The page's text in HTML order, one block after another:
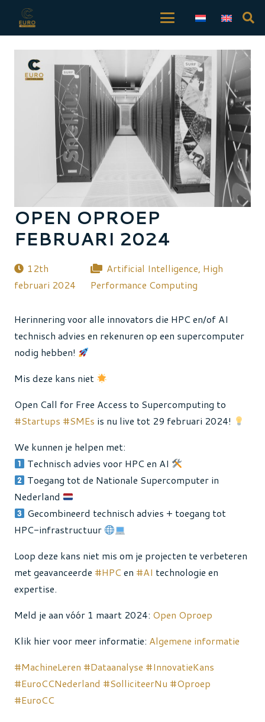
OPEN OPROEP
FEBRUARI 2024
12th
februari 2024
Artificial Intelligence, High
Performance Computing
Herinnering voor alle innovators die HPC en/of AI
technisch advies en rekenuren op een supercomputer
nodig hebben!
Mis deze kans niet
Open Call for Free Access to Supercomputing to
#Startups #SMEs is nu live tot 29 februari 2024!
We kunnen je helpen met:
Technisch advies voor HPC en AI
Toegang tot de Nationale Supercomputer in
Nederland
Gecombineerd technisch advies + toegang tot
HPC-infrastructuur
Loop deze kans niet mis om je projecten te verbeteren
met geavanceerde #HPCen #AI technologie en
expertise.
Meld je aan vóór 1 maart 2024: Open Oproep
Klik hier voor meer informatie: Algemene informatie
#MachineLeren #Dataanalyse #InnovatieKans
#EuroCCNederland #SolliciteerNu #Oproep
#EuroCC